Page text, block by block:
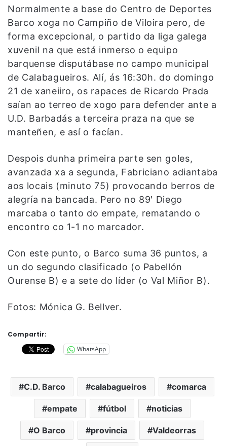
Normalmente a base do Centro de Deportes
Barco xoga no Campiño de Viloira pero, de
forma excepcional, o partido da liga galega
xuvenil na que está inmerso o equipo
barquense disputábase no campo municipal
de Calabagueiros. Alí, ás 16:30h. do domingo
21 de xaneiiro, os rapaces de Ricardo Prada
saían ao terreo de xogo para defender ante a
U.D. Barbadás a terceira praza na que se
manteñen, e así o facían.
Despois dunha primeira parte sen goles,
avanzada xa a segunda, Fabriciano adiantaba
aos locais (minuto 75) provocando berros de
alegría na bancada. Pero no 89′ Diego
marcaba o tanto do empate, rematando o
encontro co 1-1 no marcador.
Con este punto, o Barco suma 36 puntos, a
un do segundo clasificado (o Pabellón
Ourense B) e a sete do líder (o Val Miñor B).
Fotos: Mónica G. Bellver.
Compartir:
WhatsApp
C.D. Barco calabagueiros comarca
empate fútbol noticias
O Barco provincia Valdeorras